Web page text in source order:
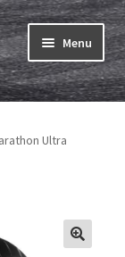
Menu
Udfold
Udfold
Ultra